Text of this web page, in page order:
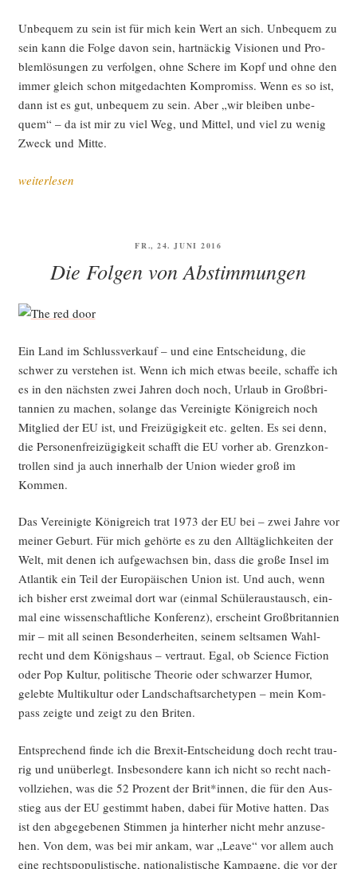
Unbe­quem zu sein ist für mich kein Wert an sich. Unbe­quem zu
sein kann die Fol­ge davon sein, hart­nä­ckig Visio­nen und Pro­
blem­lö­sun­gen zu ver­fol­gen, ohne Sche­re im Kopf und ohne den
immer gleich schon mit­ge­dach­ten Kom­pro­miss. Wenn es so ist,
dann ist es gut, unbe­quem zu sein. Aber „wir blei­ben unbe­
quem“ – da ist mir zu viel Weg, und Mit­tel, und viel zu wenig
Zweck und Mitte.
„Wir
ckig.
när.
Ver­
ant­
wort­
lich.“
weiterlesen
VERÖFFENTLICHT
FR., 24. JUNI 2016
Die Folgen von Abstimmungen
Ein Land im Schluss­ver­kauf – und eine Ent­schei­dung, die
schwer zu ver­ste­hen ist. Wenn ich mich etwas beei­le, schaf­fe ich
es in den nächs­ten zwei Jah­ren doch noch, Urlaub in Groß­bri­
tan­ni­en zu machen, solan­ge das Ver­ei­nig­te König­reich noch
Mit­glied der EU ist, und Frei­zü­gig­keit etc. gel­ten. Es sei denn,
die Per­so­nen­frei­zü­gig­keit schafft die EU vor­her ab. Grenz­kon­
trol­len sind ja auch inner­halb der Uni­on wie­der groß im
Kommen.
Das Ver­ei­nig­te König­reich trat 1973 der EU bei – zwei Jah­re vor
mei­ner Geburt. Für mich gehör­te es zu den All­täg­lich­kei­ten der
Welt, mit denen ich auf­ge­wach­sen bin, dass die gro­ße Insel im
Atlan­tik ein Teil der Euro­päi­schen Uni­on ist. Und auch, wenn
ich bis­her erst zwei­mal dort war (ein­mal Schü­ler­aus­tausch, ein­
mal eine wis­sen­schaft­li­che Kon­fe­renz), erscheint Groß­bri­tan­ni­en
mir – mit all sei­nen Beson­der­hei­ten, sei­nem selt­sa­men Wahl­
recht und dem Königs­haus – ver­traut. Egal, ob Sci­ence Fic­tion
oder Pop Kul­tur, poli­ti­sche Theo­rie oder schwar­zer Humor,
geleb­te Mul­ti­kul­tur oder Land­schafts­ar­che­ty­pen – mein Kom­
pass zeig­te und zeigt zu den Briten.
Ent­spre­chend fin­de ich die Brexit-Ent­schei­dung doch recht trau­
rig und unüber­legt. Ins­be­son­de­re kann ich nicht so recht nach­
voll­zie­hen, was die 52 Pro­zent der Brit*innen, die für den Aus­
stieg aus der EU gestimmt haben, dabei für Moti­ve hat­ten. Das
ist den abge­ge­be­nen Stim­men ja hin­ter­her nicht mehr anzu­se­
hen. Von dem, was bei mir ankam, war „Lea­ve“ vor allem auch
eine rechts­po­pu­lis­ti­sche, natio­na­lis­ti­sche Kam­pa­gne, die vor der